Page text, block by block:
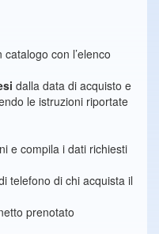
con l’elenco
dalla data di acquisto e
le istruzioni riportate
e compila i dati richiesti
telefono di chi acquista il
prenotato